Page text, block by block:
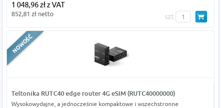
1 048,96 zł z VAT
852,81 zł netto szt
Teltonika RUTC40 edge router 4G eSIM (RUTC40000000)
Wysokowydajne, a jednocześnie kompaktowe i wszechstronne